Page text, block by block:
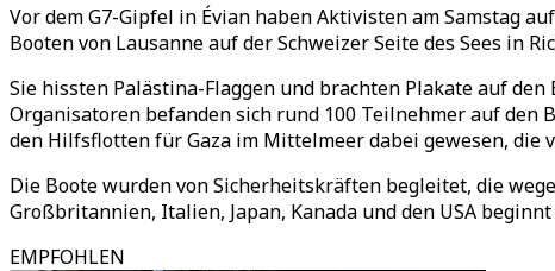
Vor dem G7-Gipfel in Évian haben Aktivisten am Samstag
Booten von Lausanne auf der Schweizer Seite des Sees in
Sie hissten Palästina-Flaggen und brachten Plakate auf den
Organisatoren befanden sich rund 100 Teilnehmer auf den
den Hilfsflotten für Gaza im Mittelmeer dabei gewesen, die
Die Boote wurden von Sicherheitskräften begleitet, die
Großbritannien, Italien, Japan, Kanada und den USA
EMPFOHLEN